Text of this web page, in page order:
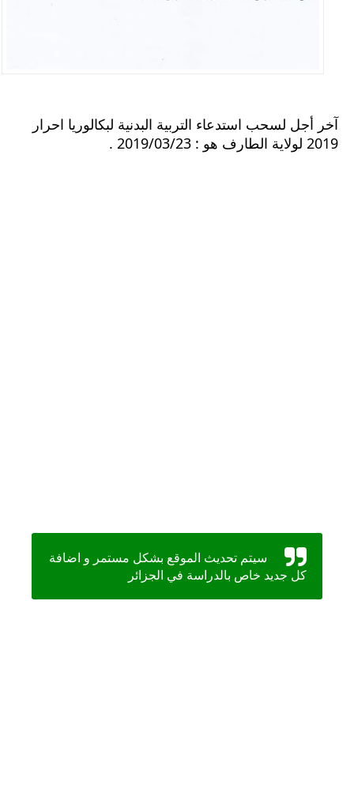
آخر أجل لسحب استدعاء التربية البدنية لبكالوريا احرار
2019 لولاية الطارف هو : 2019/03/23 .
سيتم تحديث الموقع بشكل مستمر و اضافة
كل جديد خاص بالدراسة في الجزائر